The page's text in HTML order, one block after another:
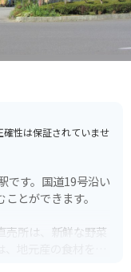
性は保証されていませ
です。国道19号沿い
とができます。
売所は、新鮮な野菜
地元産の食材を使